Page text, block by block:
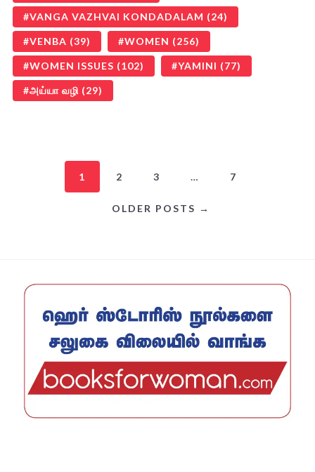
VANGA VAZHVAI KONDADALAM (24)
VENBA (39) WOMEN (256)
WOMEN ISSUES (102) YAMINI (77)
அய்யா வழி (29)
1 2 3 … 7
OLDER POSTS →